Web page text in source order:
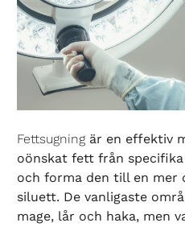
Fettsugning är en effektiv
oönskat fett från
och forma den till en mer
siluett. De vanligaste
mage, lår och haka, men